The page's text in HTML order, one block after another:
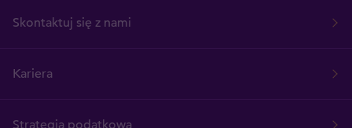
Skontaktuj się z nami
Kariera
Strategia podatkowa